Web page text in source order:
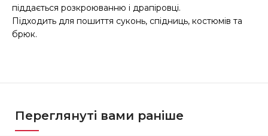
піддається розкроюванню і драпіровці.
Підходить для пошиття суконь, спідниць, костюмів та
брюк.
Переглянуті вами раніше